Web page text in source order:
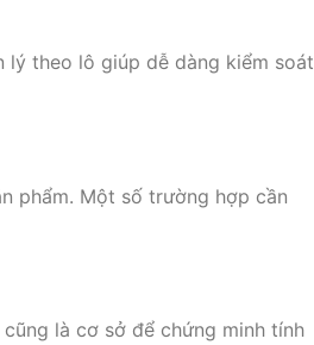
lý theo lô giúp dễ dàng kiểm soát
phẩm. Một số trường hợp cần
là cơ sở để chứng minh tính